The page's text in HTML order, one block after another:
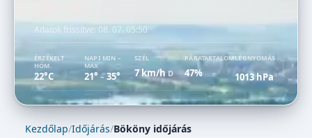
Adatok frissítve: 08. 07. 05:50
ÉRZÉKELT
HŐM.
22°C
NAPI MIN –
MAX
21° –35°
SZÉL
7 km/hD
PÁRATARTALOM
47%
LÉGNYOMÁS
1013 hPa
Kezdőlap/Időjárás/Bököny időjárás